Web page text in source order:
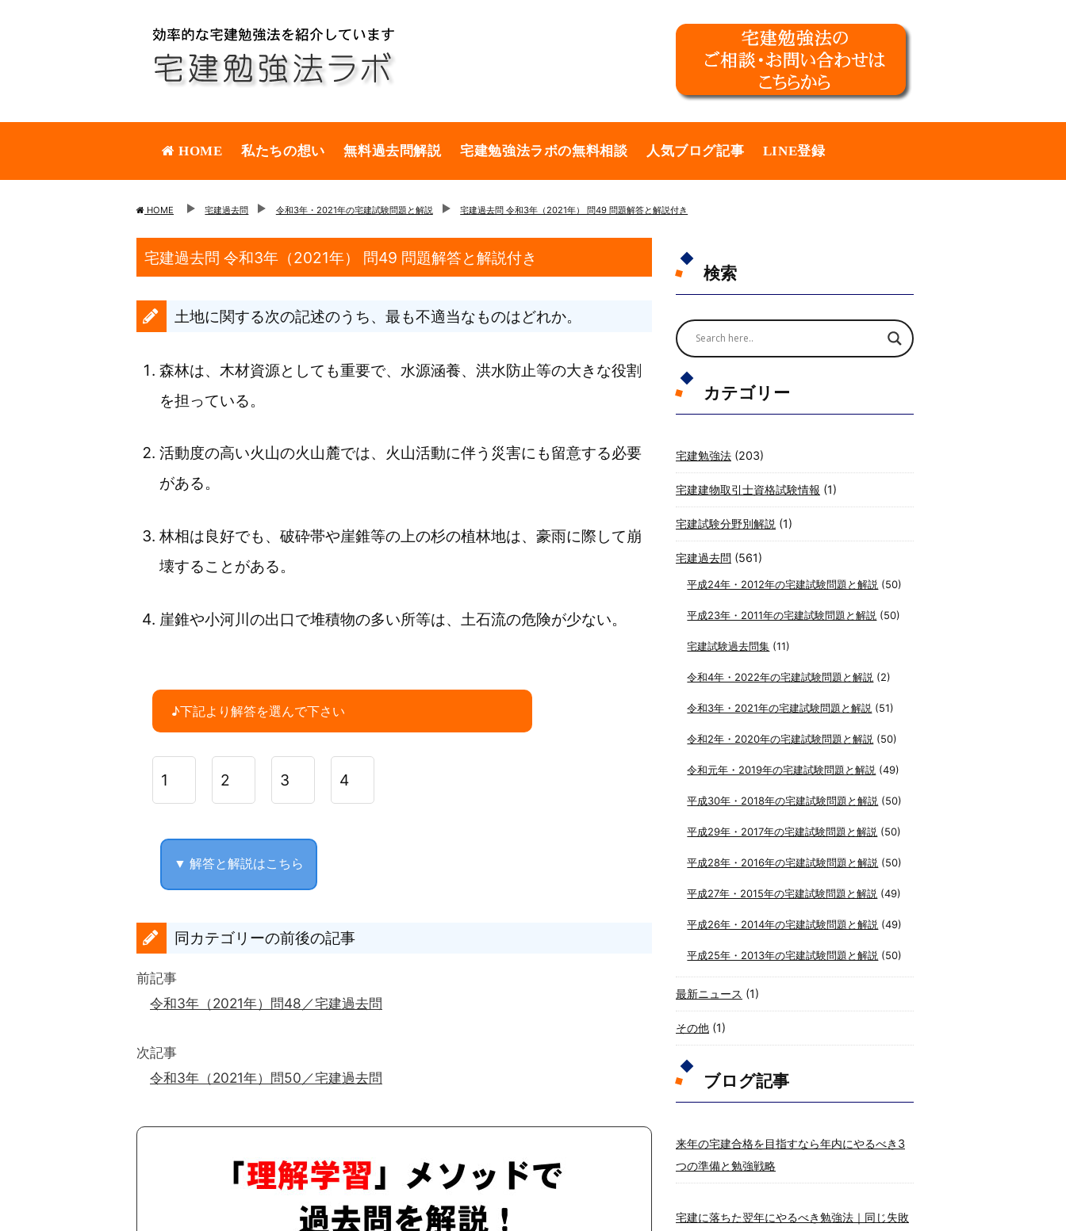
HOME 私たちの想い 無料過去問解説 宅建勉強法ラボの無料相談 人気ブログ記事 LINE登録
HOME 宅建過去問 令和3年・2021年の宅建試験問題と解説 宅建過去問 令和3年（2021年） 問49 問題解答と解説付き
宅建過去問 令和3年（2021年） 問49 問題解答と解説付き
土地に関する次の記述のうち、最も不適当なものはどれか。
森林は、木材資源としても重要で、水源涵養、洪水防止等の大きな役割
を担っている。
活動度の高い火山の火山麓では、火山活動に伴う災害にも留意する必要
がある。
林相は良好でも、破砕帯や崖錐等の上の杉の植林地は、豪雨に際して崩
壊することがある。
崖錐や小河川の出口で堆積物の多い所等は、土石流の危険が少ない。
♪下記より解答を選んで下さい
1 2 3 4
▼ 解答と解説はこちら
同カテゴリーの前後の記事
前記事
令和3年（2021年）問48／宅建過去問
次記事
令和3年（2021年）問50／宅建過去問
検索
カテゴリー
宅建勉強法 (203)
宅建建物取引士資格試験情報 (1)
宅建試験分野別解説 (1)
宅建過去問 (561)
平成24年・2012年の宅建試験問題と解説 (50)
平成23年・2011年の宅建試験問題と解説 (50)
宅建試験過去問集 (11)
令和4年・2022年の宅建試験問題と解説 (2)
令和3年・2021年の宅建試験問題と解説 (51)
令和2年・2020年の宅建試験問題と解説 (50)
令和元年・2019年の宅建試験問題と解説 (49)
平成30年・2018年の宅建試験問題と解説 (50)
平成29年・2017年の宅建試験問題と解説 (50)
平成28年・2016年の宅建試験問題と解説 (50)
平成27年・2015年の宅建試験問題と解説 (49)
平成26年・2014年の宅建試験問題と解説 (49)
平成25年・2013年の宅建試験問題と解説 (50)
最新ニュース (1)
その他 (1)
ブログ記事
来年の宅建合格を目指すなら年内にやるべき3
つの準備と勉強戦略
宅建に落ちた翌年にやるべき勉強法｜同じ失敗